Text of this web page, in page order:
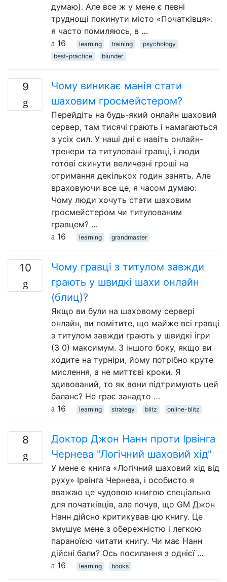
думаю). Але все ж у мене є певні
труднощі покинути місто «Початківця»:
я часто помиляюсь, в …
16
learning training
psychology
best-practice
blunder
9
Чому виникає манія стати
шаховим гросмейстером?
Перейдіть на будь-який онлайн шаховий
сервер, там тисячі грають і намагаються
з усіх сил. У наші дні є навіть онлайн-
тренери та титуловані гравці, і люди
готові скинути величезні гроші на
отримання декількох годин занять. Але
враховуючи все це, я часом думаю:
Чому люди хочуть стати шаховим
гросмейстером чи титулованим
гравцем? …
16
learning grandmaster
10
Чому гравці з титулом завжди
грають у швидкі шахи онлайн
(блиц)?
Якщо ви були на шаховому сервері
онлайн, ви помітите, що майже всі гравці
з титулом завжди грають у швидкі ігри
(3 0) максимум. З іншого боку, якщо ви
ходите на турніри, йому потрібно круте
мислення, а не миттєві кроки. Я
здивований, то як вони підтримують цей
баланс? Не грає занадто …
16
learning strategy blitz online-blitz
8
Доктор Джон Нанн проти Ірвінга
Чернева "Логічний шаховий хід"
У мене є книга «Логічний шаховий хід від
руху» Ірвінга Чернева, і особисто я
вважаю це чудовою книгою спеціально
для початківців, але почув, що GM Джон
Нанн дійсно критикував цю книгу. Це
змушує мене з обережністю і легкою
параноїєю читати книгу. Чи має Нанн
дійсні бали? Ось посилання з однієї …
16
learning books